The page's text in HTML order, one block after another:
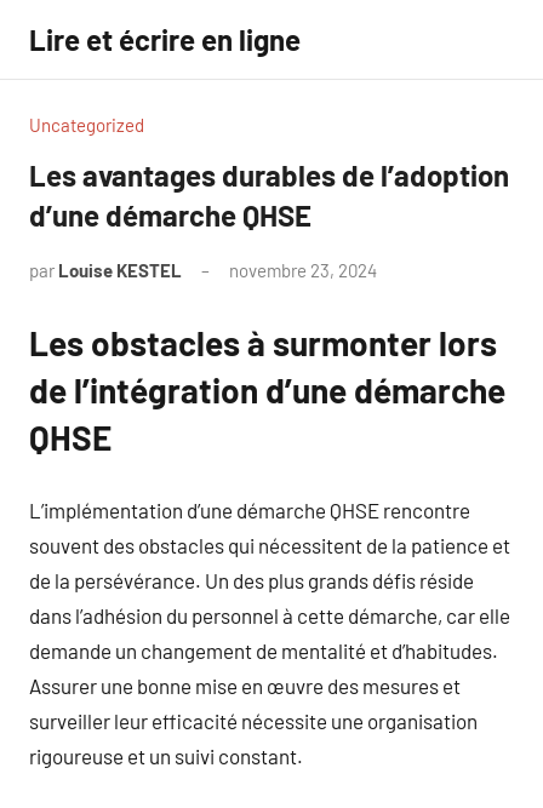
contenu
Lire et écrire en ligne
Uncategorized
Les avantages durables de l’adoption
d’une démarche QHSE
par Louise KESTEL novembre 23, 2024
Les obstacles à surmonter lors
de l’intégration d’une démarche
QHSE
L’implémentation d’une démarche QHSE rencontre
souvent des obstacles qui nécessitent de la patience et
de la persévérance. Un des plus grands défis réside
dans l’adhésion du personnel à cette démarche, car elle
demande un changement de mentalité et d’habitudes.
Assurer une bonne mise en œuvre des mesures et
surveiller leur efficacité nécessite une organisation
rigoureuse et un suivi constant.